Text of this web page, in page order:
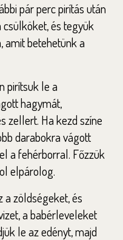
pár perc pirítás után
és tegyük
amit betehetünk a
pirítsuk le a
hagymát,
zellert. Ha kezd színe
darabokra vágott
a fehérborral. Főzzük
elpárolog.
a zöldségeket, és
a babérleveleket
le az edényt, majd